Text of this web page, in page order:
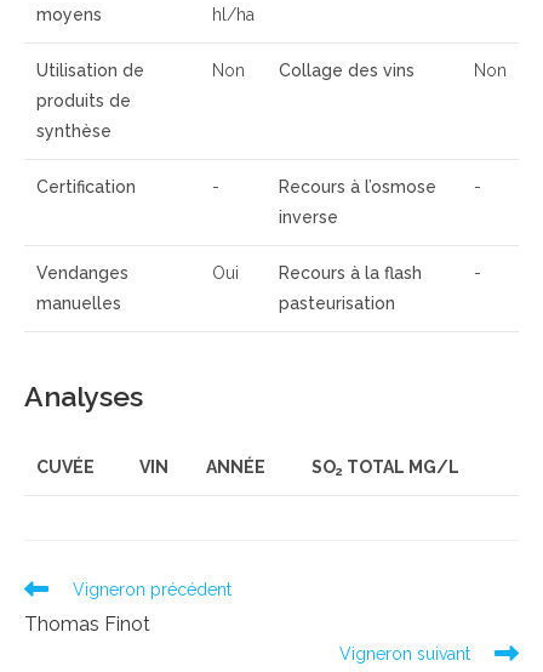
moyens
hl/ha
Utilisation de
produits de
synthèse
Non Collage des vins Non
Certification -
Recours à l’osmose
inverse
-
Vendanges
manuelles
Oui
Recours à la flash
pasteurisation
-
Analyses
CUVÉE VIN ANNÉE SO2 TOTAL MG/L
Read
articles
Vigneron précédent
Thomas Finot
Vigneron suivant